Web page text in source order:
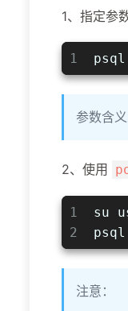
1、指定参
1 psql
参数含
2、使用
1
2
su
psql
注意：